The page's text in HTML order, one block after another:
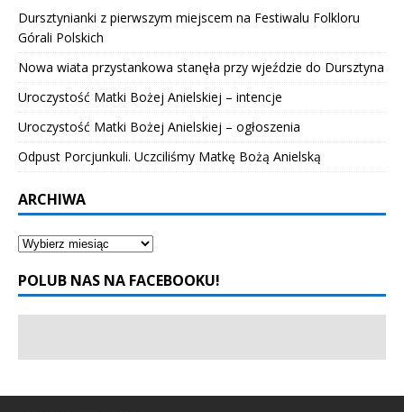
Dursztynianki z pierwszym miejscem na Festiwalu Folkloru
Górali Polskich
Nowa wiata przystankowa stanęła przy wjeździe do Dursztyna
Uroczystość Matki Bożej Anielskiej – intencje
Uroczystość Matki Bożej Anielskiej – ogłoszenia
Odpust Porcjunkuli. Uczciliśmy Matkę Bożą Anielską
ARCHIWA
POLUB NAS NA FACEBOOKU!